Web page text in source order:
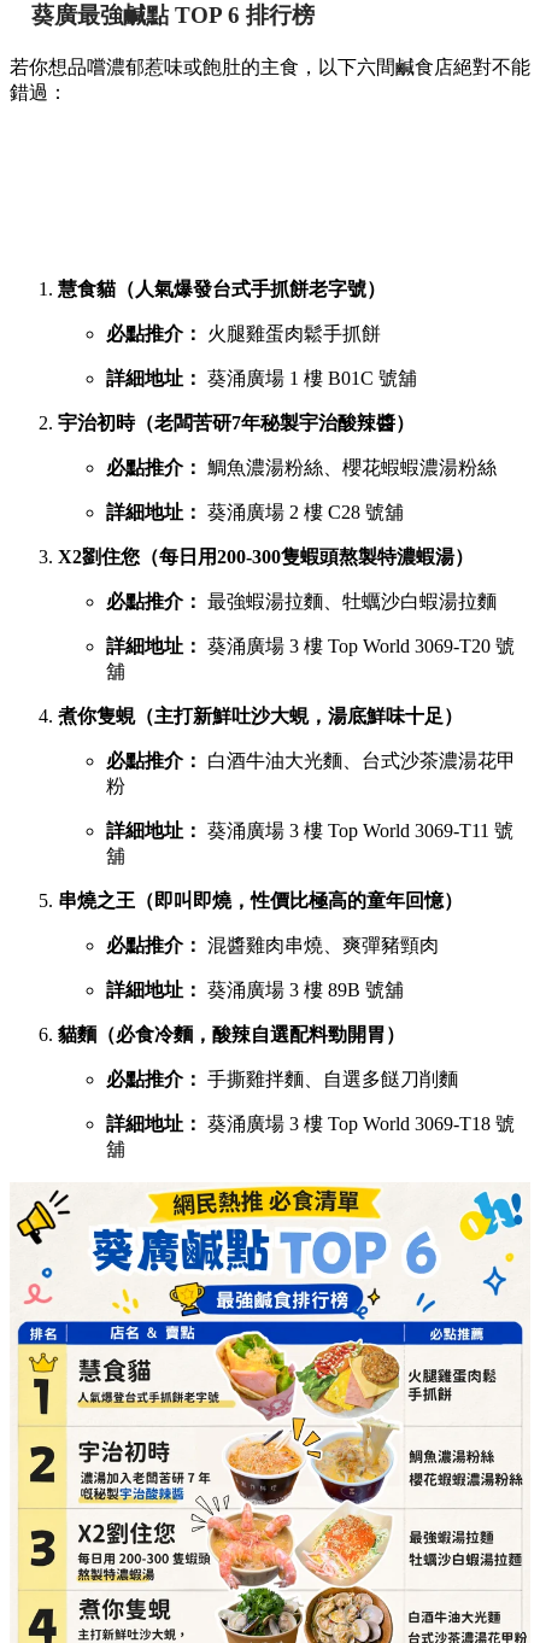
葵廣最強鹹點 TOP 6 排行榜
若你想品嚐濃郁惹味或飽肚的主食，以下六間鹹食店絕對不能
錯過：
慧食貓（人氣爆發台式手抓餅老字號）
必點推介： 火腿雞蛋肉鬆手抓餅
詳細地址： 葵涌廣場 1 樓 B01C 號舖
宇治初時（老闆苦研7年秘製宇治酸辣醬）
必點推介： 鯛魚濃湯粉絲、櫻花蝦蝦濃湯粉絲
詳細地址： 葵涌廣場 2 樓 C28 號舖
X2劉住您（每日用200-300隻蝦頭熬製特濃蝦湯）
必點推介： 最強蝦湯拉麵、牡蠣沙白蝦湯拉麵
詳細地址： 葵涌廣場 3 樓 Top World 3069-T20 號
舖
煮你隻蜆（主打新鮮吐沙大蜆，湯底鮮味十足）
必點推介：
白酒牛油大光麵、台式沙茶濃湯花甲
粉
詳細地址： 葵涌廣場 3 樓 Top World 3069-T11 號
舖
串燒之王（即叫即燒，性價比極高的童年回憶）
必點推介： 混醬雞肉串燒、爽彈豬頸肉
詳細地址： 葵涌廣場 3 樓 89B 號舖
貓麵（必食冷麵，酸辣自選配料勁開胃）
必點推介： 手撕雞拌麵、自選多餸刀削麵
詳細地址： 葵涌廣場 3 樓 Top World 3069-T18 號
舖